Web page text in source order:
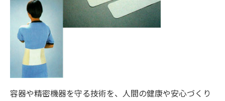
容器や精密機器を守る技術を、人間の健康や安心づくり